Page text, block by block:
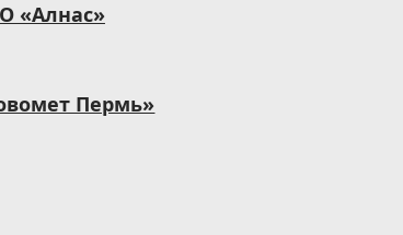
«Алнас»
Пермь»